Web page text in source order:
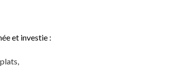
et investie :